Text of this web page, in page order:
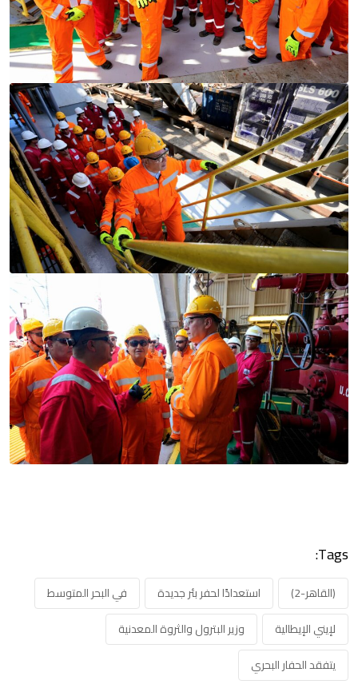
Tags:
(القاهر-2) استعدادًا لحفر بئر جديدة
في البحر المتوسط
لإيني الإيطالية
وزير البترول والثروة المعدنية
يتفقد الحفار البحري